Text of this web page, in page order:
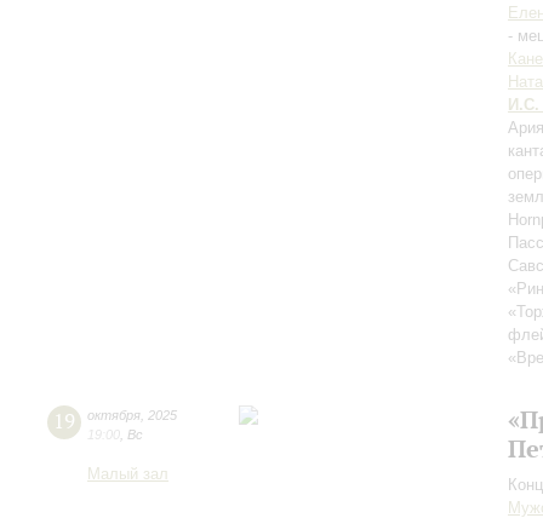
-
И.С.
19 октября 2025
19:00 Вс
Малый зал